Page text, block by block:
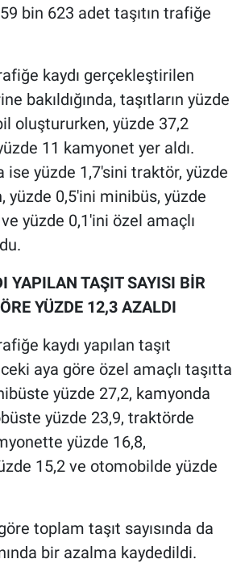
bin 623 adet taşıtın trafiğe
kaydı gerçekleştirilen
bakıldığında, taşıtların yüzde
oluştururken, yüzde 37,2
11 kamyonet yer aldı.
ise yüzde 1,7'sini traktör, yüzde
yüzde 0,5'ini minibüs, yüzde
yüzde 0,1'ini özel amaçlı
YAPILAN TAŞIT SAYISI BİR
YÜZDE 12,3 AZALDI
kaydı yapılan taşıt
aya göre özel amaçlı taşıtta
yüzde 27,2, kamyonda
yüzde 23,9, traktörde
yüzde 16,8,
15,2 ve otomobilde yüzde
toplam taşıt sayısında da
bir azalma kaydedildi.